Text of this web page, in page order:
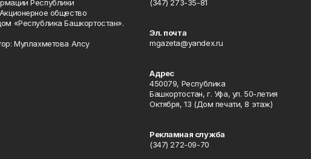
Республики
общество
«Республика Башкортостан».
Муллахметова Алсу
(347) 273-35-81
Эл. почта
mgazeta@yandex.ru
Адрес
450079, Республика
Башкортостан, г. Уфа, ул. 50-летия
Октября, 13 (Дом печати, 8 этаж)
Рекламная служба
(347) 272-09-70